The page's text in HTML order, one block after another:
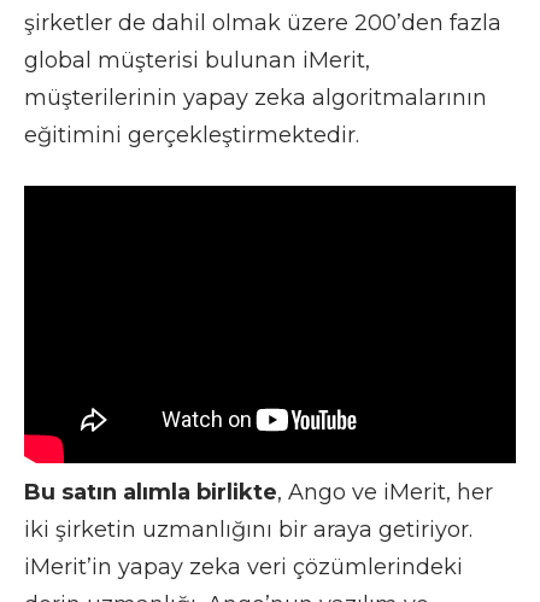
şirketler de dahil olmak üzere 200’den fazla
global müşterisi bulunan iMerit,
müşterilerinin yapay zeka algoritmalarının
eğitimini gerçekleştirmektedir.
Bu satın alımla birlikte, Ango ve iMerit, her
iki şirketin uzmanlığını bir araya getiriyor.
iMerit’in yapay zeka veri çözümlerindeki